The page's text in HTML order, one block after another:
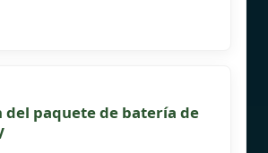
del paquete de batería de